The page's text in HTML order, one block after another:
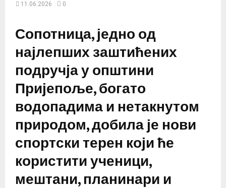
11.06.2026 0
Сопотница, једно од
најлепших заштићених
подручја у општини
Пријепоље, богато
водопадима и нетакнутом
природом, добила је нови
спортски терен који ће
користити ученици,
мештани, планинари и